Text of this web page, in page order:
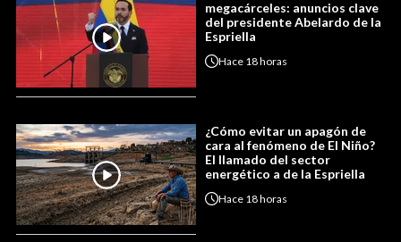
megacárceles: anuncios clave
del presidente Abelardo de la
Espriella
Hace 18 horas
¿Cómo evitar un apagón de
cara al fenómeno de El Niño?
El llamado del sector
energético a de la Espriella
Hace 18 horas